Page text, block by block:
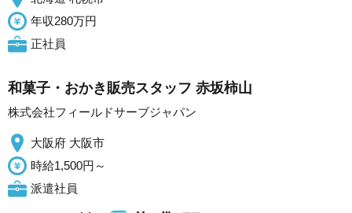
年収280万円
正社員
和菓子・おかき販売スタッフ 赤坂柿山
株式会社フィールドサーブジャパン
大阪府 大阪市
時給1,500円～
派遣社員